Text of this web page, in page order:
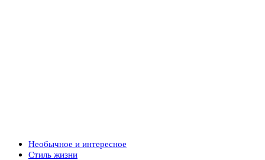
Необычное и интересное
Стиль жизни